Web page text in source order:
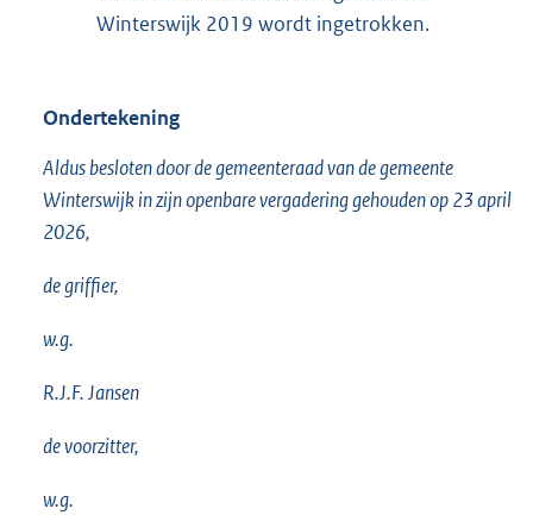
Winterswijk 2019 wordt ingetrokken.
Ondertekening
Aldus besloten door de gemeenteraad van de gemeente
Winterswijk in zijn openbare vergadering gehouden op 23 april
2026,
de griffier,
w.g.
R.J.F. Jansen
de voorzitter,
w.g.